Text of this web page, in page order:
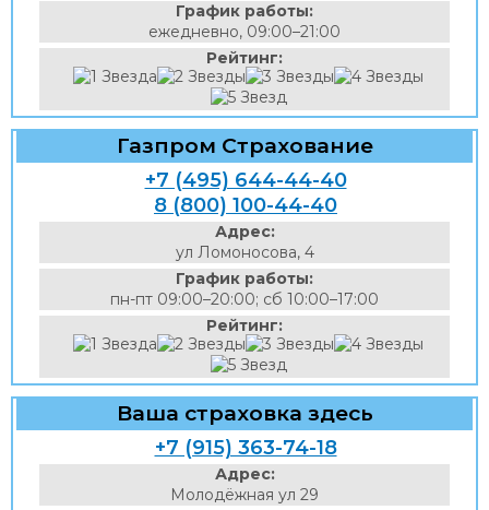
График работы:
ежедневно, 09:00–21:00
Рейтинг:
Газпром Страхование
+7 (495) 644-44-40
8 (800) 100-44-40
Адрес:
ул Ломоносова, 4
График работы:
пн-пт 09:00–20:00; сб 10:00–17:00
Рейтинг:
Ваша страховка здесь
+7 (915) 363-74-18
Адрес:
Молодёжная ул 29